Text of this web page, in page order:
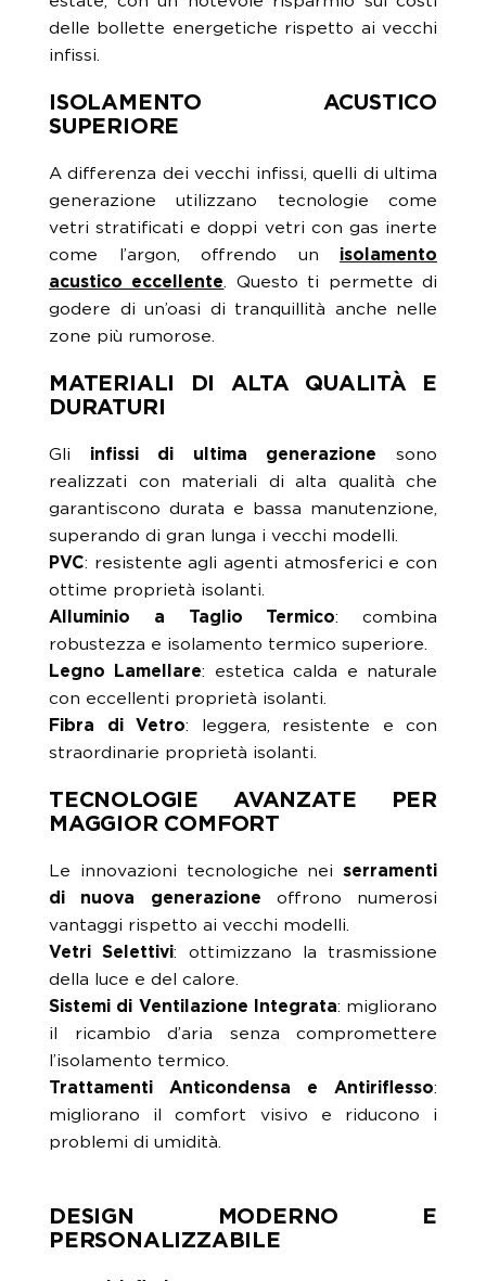
delle bollette energetiche rispetto ai vecchi
infissi.
ISOLAMENTO ACUSTICO
SUPERIORE
A differenza dei vecchi infissi, quelli di ultima
generazione utilizzano tecnologie come
vetri stratificati e doppi vetri con gas inerte
come l’argon, offrendo un isolamento
acustico eccellente . Questo ti permette di
godere di un’oasi di tranquillità anche nelle
zone più rumorose.
MATERIALI DI ALTA QUALITÀ E
DURATURI
Gli infissi di ultima generazione sono
realizzati con materiali di alta qualità che
garantiscono durata e bassa manutenzione,
superando di gran lunga i vecchi modelli.
PVC: resistente agli agenti atmosferici e con
ottime proprietà isolanti.
Alluminio a Taglio Termico: combina
robustezza e isolamento termico superiore.
Legno Lamellare: estetica calda e naturale
con eccellenti proprietà isolanti.
Fibra di Vetro: leggera, resistente e con
straordinarie proprietà isolanti.
TECNOLOGIE AVANZATE PER
MAGGIOR COMFORT
Le innovazioni tecnologiche nei serramenti
di nuova generazione offrono numerosi
vantaggi rispetto ai vecchi modelli.
Vetri Selettivi: ottimizzano la trasmissione
della luce e del calore.
Sistemi di Ventilazione Integrata: migliorano
il ricambio d’aria senza compromettere
l’isolamento termico.
Trattamenti Anticondensa e Antiriflesso:
migliorano il comfort visivo e riducono i
problemi di umidità.
DESIGN MODERNO E
PERSONALIZZABILE